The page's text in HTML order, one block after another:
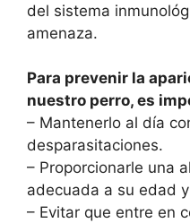
del sistema
amenaza.
Para prevenir la
nuestro perro, es
– Mantenerlo al día
desparasitaciones.
– Proporcionarle una
adecuada a su edad
– Evitar que entre en